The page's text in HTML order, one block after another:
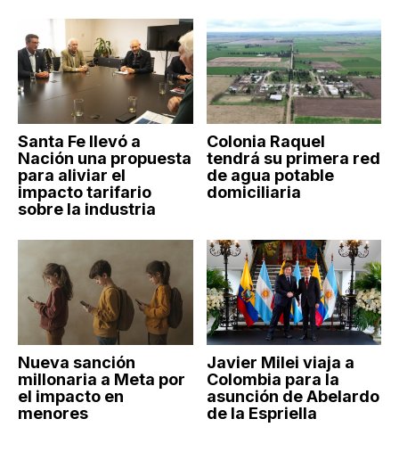
Santa Fe llevó a
Nación una propuesta
para aliviar el
impacto tarifario
sobre la industria
Colonia Raquel
tendrá su primera red
de agua potable
domiciliaria
Nueva sanción
millonaria a Meta por
el impacto en
menores
Javier Milei viaja a
Colombia para la
asunción de Abelardo
de la Espriella